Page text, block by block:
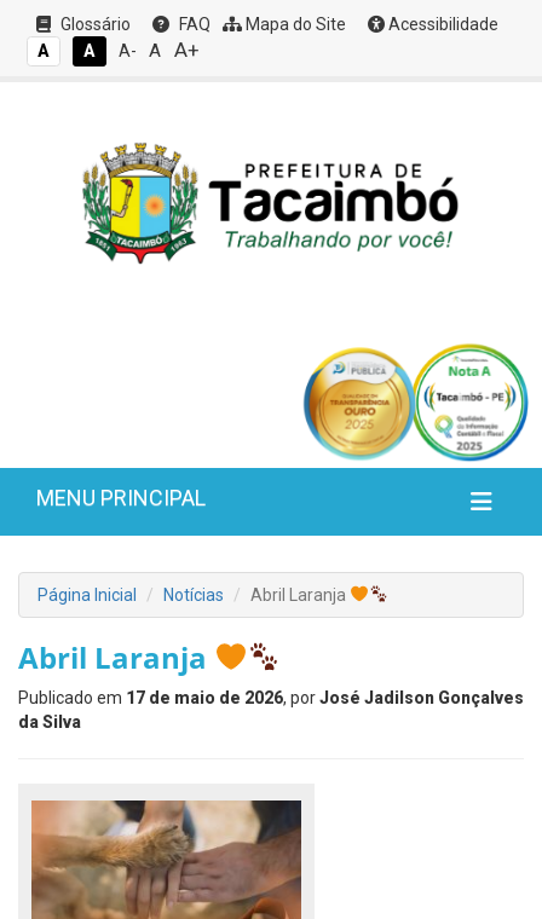
Glossário FAQ Mapa do Site
Acessibilidade
A
A A- A A+
MENU PRINCIPAL
Página Inicial Notícias Abril Laranja
Abril Laranja
Publicado em 17 de maio de 2026, porJosé Jadilson Gonçalves
da Silva